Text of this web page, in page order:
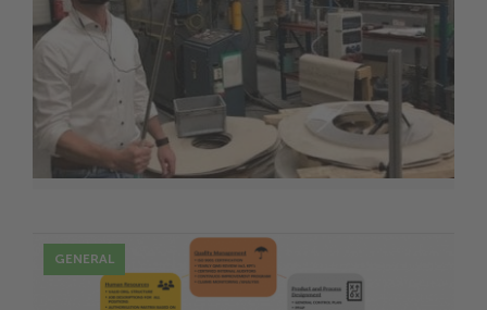
20 Août
VISITE VIRTUELLE DE NOTRE USINE
HZ SOLUTIONS PENDANT LA
PERIODE COVID-19.
GENERAL